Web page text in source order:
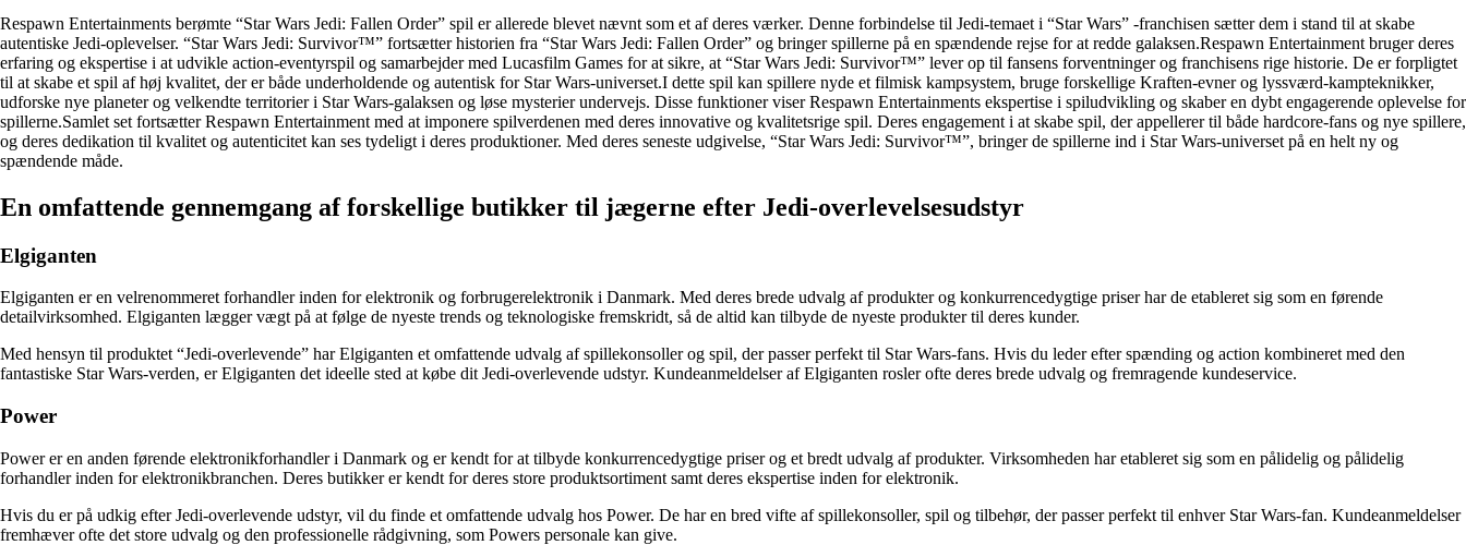
Respawn Entertainments berømte “Star Wars Jedi: Fallen Order” spil er allerede blevet nævnt som et af deres værker. Denne forbindelse til Jedi-temaet i “Star Wars” -franchisen sætter dem i stand til at skabe
autentiske Jedi-oplevelser. “Star Wars Jedi: Survivor™” fortsætter historien fra “Star Wars Jedi: Fallen Order” og bringer spillerne på en spændende rejse for at redde galaksen.Respawn Entertainment bruger deres
erfaring og ekspertise i at udvikle action-eventyrspil og samarbejder med Lucasfilm Games for at sikre, at “Star Wars Jedi: Survivor™” lever op til fansens forventninger og franchisens rige historie. De er forpligtet
til at skabe et spil af høj kvalitet, der er både underholdende og autentisk for Star Wars-universet.I dette spil kan spillere nyde et filmisk kampsystem, bruge forskellige Kraften-evner og lyssværd-kampteknikker,
udforske nye planeter og velkendte territorier i Star Wars-galaksen og løse mysterier undervejs. Disse funktioner viser Respawn Entertainments ekspertise i spiludvikling og skaber en dybt engagerende oplevelse for
spillerne.Samlet set fortsætter Respawn Entertainment med at imponere spilverdenen med deres innovative og kvalitetsrige spil. Deres engagement i at skabe spil, der appellerer til både hardcore-fans og nye spillere,
og deres dedikation til kvalitet og autenticitet kan ses tydeligt i deres produktioner. Med deres seneste udgivelse, “Star Wars Jedi: Survivor™”, bringer de spillerne ind i Star Wars-universet på en helt ny og
spændende måde.
En omfattende gennemgang af forskellige butikker til jægerne efter Jedi-overlevelsesudstyr
Elgiganten
Elgiganten er en velrenommeret forhandler inden for elektronik og forbrugerelektronik i Danmark. Med deres brede udvalg af produkter og konkurrencedygtige priser har de etableret sig som en førende
detailvirksomhed. Elgiganten lægger vægt på at følge de nyeste trends og teknologiske fremskridt, så de altid kan tilbyde de nyeste produkter til deres kunder.
Med hensyn til produktet “Jedi-overlevende” har Elgiganten et omfattende udvalg af spillekonsoller og spil, der passer perfekt til Star Wars-fans. Hvis du leder efter spænding og action kombineret med den
fantastiske Star Wars-verden, er Elgiganten det ideelle sted at købe dit Jedi-overlevende udstyr. Kundeanmeldelser af Elgiganten rosler ofte deres brede udvalg og fremragende kundeservice.
Power
Power er en anden førende elektronikforhandler i Danmark og er kendt for at tilbyde konkurrencedygtige priser og et bredt udvalg af produkter. Virksomheden har etableret sig som en pålidelig og pålidelig
forhandler inden for elektronikbranchen. Deres butikker er kendt for deres store produktsortiment samt deres ekspertise inden for elektronik.
Hvis du er på udkig efter Jedi-overlevende udstyr, vil du finde et omfattende udvalg hos Power. De har en bred vifte af spillekonsoller, spil og tilbehør, der passer perfekt til enhver Star Wars-fan. Kundeanmeldelser
fremhæver ofte det store udvalg og den professionelle rådgivning, som Powers personale kan give.